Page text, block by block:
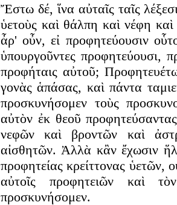
Ἔστω δέ, ἵνα αὐταῖς ταῖς
ὑετοὺς καὶ θάλπη καὶ νέφη
ἆρ' οὖν, εἰ προφητεύουσιν
ὑπουργοῦντες προφητεύουσι,
προφήταις αὐτοῦ;
γονὰς ἁπάσας, καὶ πάντα
προσκυνήσομεν τοὺς
αὐτὸν ἐκ θεοῦ
νεφῶν καὶ βροντῶν καὶ
αἰσθητῶν. Ἀλλὰ κἂν ἔχωσιν
προφητείας κρείττονας
αὐτοῖς προφητειῶν καὶ
προσκυνήσομεν.